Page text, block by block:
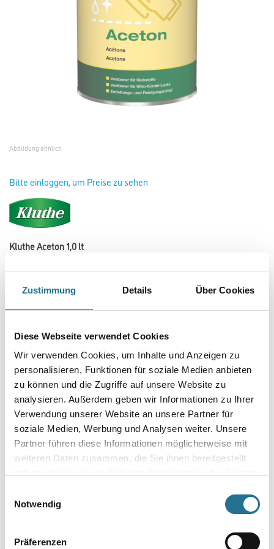
Zustimmung Details Über Cookies
Diese Webseite verwendet Cookies
Wir verwenden Cookies, um Inhalte und Anzeigen zu
personalisieren, Funktionen für soziale Medien anbieten
zu können und die Zugriffe auf unsere Website zu
analysieren. Außerdem geben wir Informationen zu Ihrer
Verwendung unserer Website an unsere Partner für
soziale Medien, Werbung und Analysen weiter. Unsere
Partner führen diese Informationen möglicherweise mit
weiteren Daten zusammen, die Sie ihnen bereitgestellt
Notwendig
Präferenzen
Abbildung ähnlich
Bitte einloggen, um Preise zu sehen
Kluthe Aceton 1,0 lt
von Nitro-Kombi-Lacken. Eignet sich auch zum Kleben von
Umrechnungsfaktoren
PRODUKTEIGENSCHAFTEN